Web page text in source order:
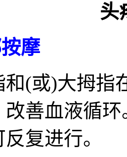
头
摩
或)大拇指
改善血液循
复进行。